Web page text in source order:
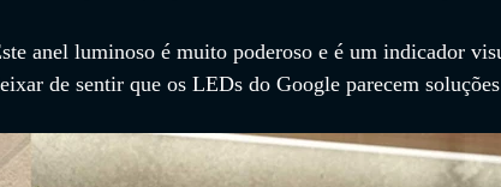
anel luminoso é muito poderoso e é um indicador
de sentir que os LEDs do Google parecem